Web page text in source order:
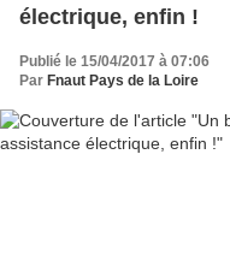
électrique, enfin !
Publié le 15/04/2017 à 07:06
Par Fnaut Pays de la Loire